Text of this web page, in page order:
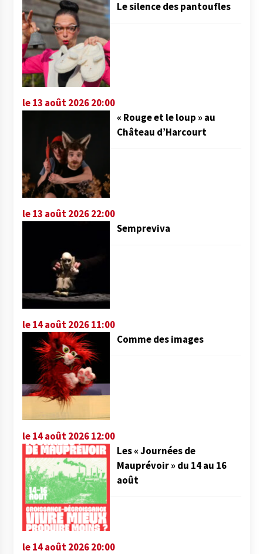
Le silence des pantoufles
le 13 août 2026 20:00
« Rouge et le loup » au
Château d’Harcourt
le 13 août 2026 22:00
Sempreviva
le 14 août 2026 11:00
Comme des images
le 14 août 2026 12:00
Les « Journées de
Mauprévoir » du 14 au 16
août
le 14 août 2026 20:00